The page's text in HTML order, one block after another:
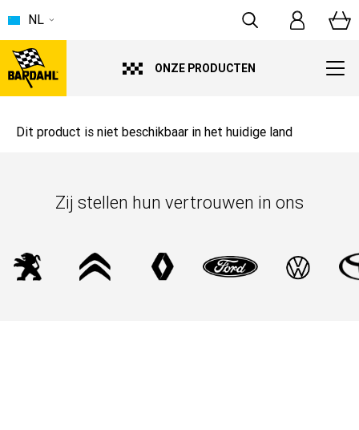
ONZE PRODUCTEN
NL
Dit product is niet beschikbaar in het huidige land
Zij stellen hun vertrouwen in ons